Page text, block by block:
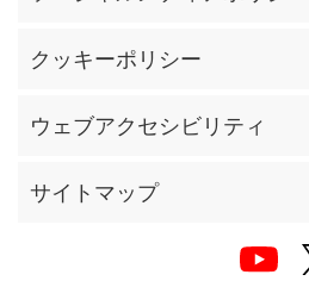
クッキーポリシー
ウェブアクセシビリティ
サイトマップ